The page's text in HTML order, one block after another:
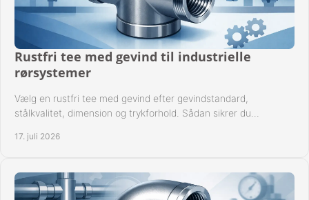
Rustfri tee med gevind til industrielle
rørsystemer
Vælg en rustfri tee med gevind efter gevindstandard,
stålkvalitet, dimension og trykforhold. Sådan sikrer du
17. juli 2026